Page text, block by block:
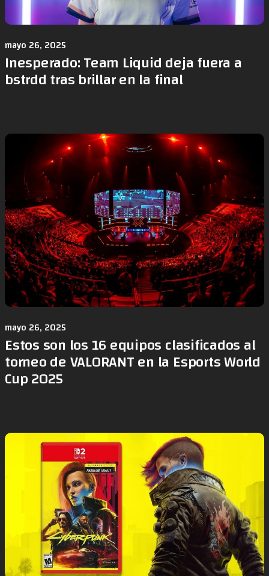
mayo 26, 2025
Inesperado: Team Liquid deja fuera a
bstrdd tras brillar en la final
mayo 26, 2025
Estos son los 16 equipos clasificados al
torneo de VALORANT en la Esports World
Cup 2025